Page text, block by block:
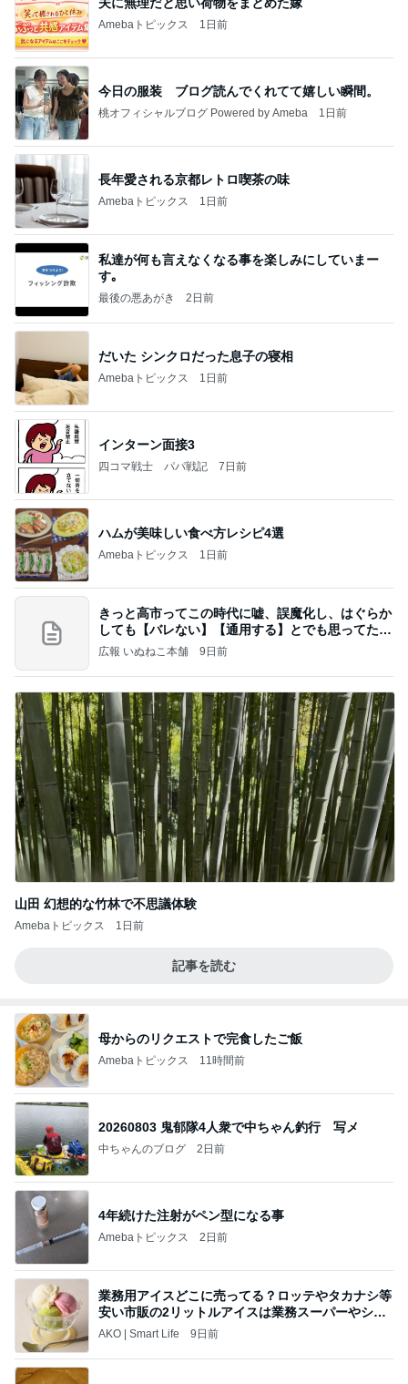
夫に無理だと思い荷物をまとめた嫁
Amebaトピックス 1日前
今日の服装 ブログ読んでくれてて嬉しい瞬間。
桃オフィシャルブログ Powered by Ameba 1日前
長年愛される京都レトロ喫茶の味
Amebaトピックス 1日前
私達が何も言えなくなる事を楽しみにしていまー
す｡
最後の悪あがき 2日前
だいた シンクロだった息子の寝相
Amebaトピックス 1日前
インターン面接3
四コマ戦士 パパ戦記 7日前
ハムが美味しい食べ方レシピ4選
Amebaトピックス 1日前
きっと高市ってこの時代に嘘、誤魔化し、はぐらか
しても【バレない】【通用する】とでも思ってたん
だろ
広報 いぬねこ本舗 9日前
山田 幻想的な竹林で不思議体験
Amebaトピックス 1日前
記事を読む
母からのリクエストで完食したご飯
Amebaトピックス 11時間前
20260803 鬼郁隊4人衆で中ちゃん釣行 写メ
中ちゃんのブログ 2日前
4年続けた注射がペン型になる事
Amebaトピックス 2日前
業務用アイスどこに売ってる？ロッテやタカナシ等
安い市販の2リットルアイスは業務スーパーやシャ
トレ
AKO | Smart Life 9日前